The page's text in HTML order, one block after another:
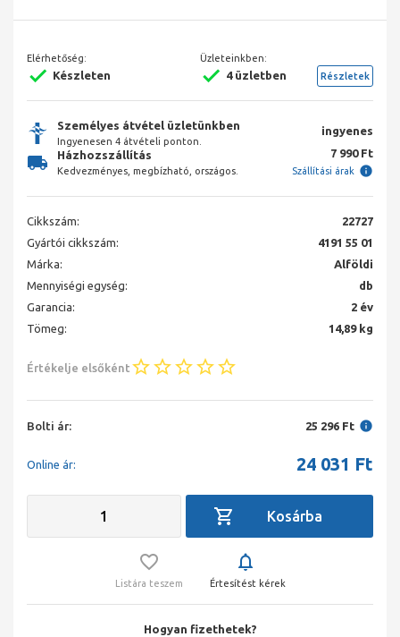
Elérhetőség:
Készleten
Üzleteinkben:
4 üzletben Részletek
Személyes átvétel üzletünkben
Ingyenesen 4 átvételi ponton.
ingyenes
Házhozszállítás
Kedvezményes, megbízható, országos.
7 990 Ft
Szállítási árak
Cikkszám:
22727
Gyártói cikkszám:
4191 55 01
Márka:
Alföldi
Mennyiségi egység:
db
Garancia:
2 év
Tömeg:
14,89 kg
Értékelje elsőként
Bolti ár: 25 296 Ft
Online ár: 24 031 Ft
Listára teszem Értesítést kérek
Hogyan fizethetek?